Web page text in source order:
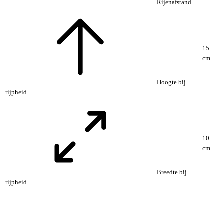
Rijenafstand
Hoogte bij
rijpheid
15
cm
Breedte bij
rijpheid
10
cm